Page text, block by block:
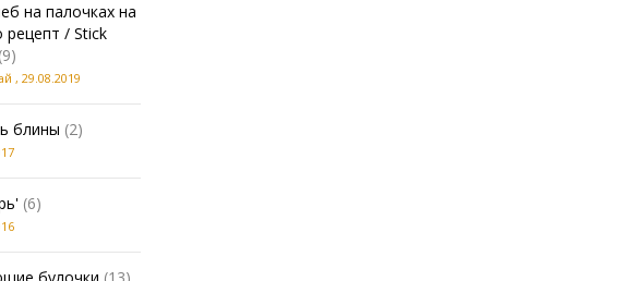
на палочках на
рецепт / Stick
(9)
, 29.08.2019
блины (2)
(6)